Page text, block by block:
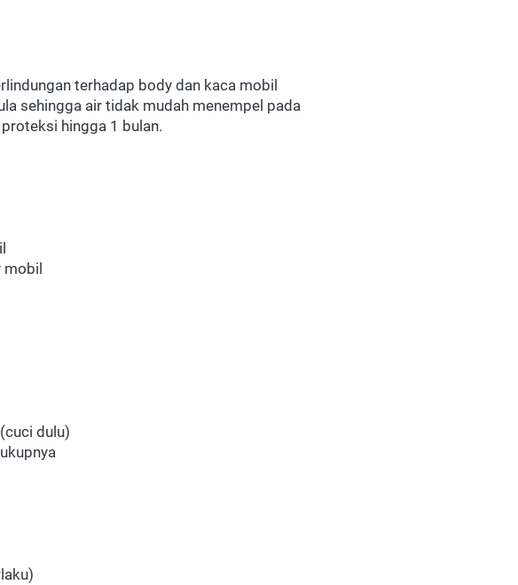
terhadap body dan kaca mobil
sehingga air tidak mudah menempel pada
hingga 1 bulan.
dulu)